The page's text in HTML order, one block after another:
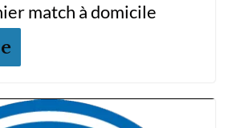
match à domicile